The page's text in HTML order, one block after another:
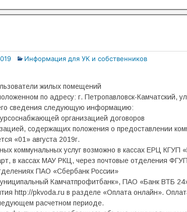
Информация для УК и собственников
жилых помещений
по адресу: г. Петропавловск-Камчатский,
сведения следующую информацию:
организацией договоров
содержащих положения о предоставлении
«01» августа 2019г.
коммунальных услуг возможно в кассах ЕРЦ КГУП
в кассах МАУ РКЦ, через почтовые отделения
ПАО «Сбербанк России»
Камчатпрофитбанк», ПАО «Банк ВТБ
http://pkvoda.ru в разделе «Оплата онлайн».
расчетном периоде.